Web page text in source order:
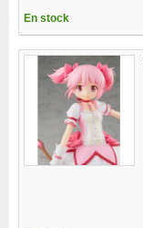
En stock